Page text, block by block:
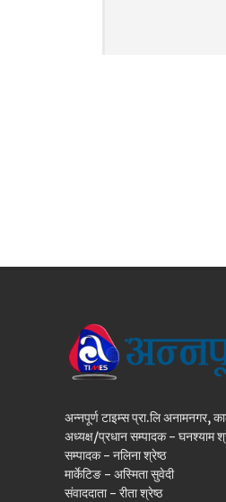
अन्नपूर्ण टाइम्स प्रा.लि अनामनगर,
अध्यक्ष/प्रधान सम्पादक - घनश्याम
सम्पादक - नलिना श्रेष्ठ
मार्केटिङ - अस्मिता सुवेदी
संवाददाता - रीता श्रेष्ठ